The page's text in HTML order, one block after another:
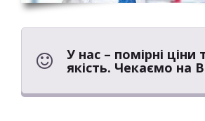
У нас – помірні ціни
якість. Чекаємо на